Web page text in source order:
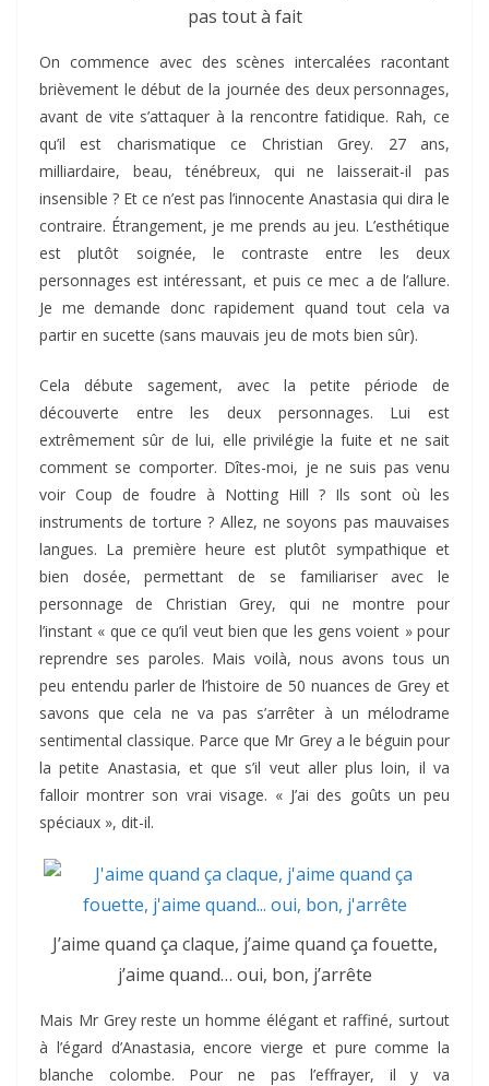
pas tout à fait
On commence avec des scènes intercalées racontant
brièvement le début de la journée des deux personnages,
avant de vite s’attaquer à la rencontre fatidique. Rah, ce
qu’il est charismatique ce Christian Grey. 27 ans,
milliardaire, beau, ténébreux, qui ne laisserait-il pas
insensible ? Et ce n’est pas l’innocente Anastasia qui dira le
contraire. Étrangement, je me prends au jeu. L’esthétique
est plutôt soignée, le contraste entre les deux
personnages est intéressant, et puis ce mec a de l’allure.
Je me demande donc rapidement quand tout cela va
partir en sucette (sans mauvais jeu de mots bien sûr).
Cela débute sagement, avec la petite période de
découverte entre les deux personnages. Lui est
extrêmement sûr de lui, elle privilégie la fuite et ne sait
comment se comporter. Dîtes-moi, je ne suis pas venu
voir Coup de foudre à Notting Hill ? Ils sont où les
instruments de torture ? Allez, ne soyons pas mauvaises
langues. La première heure est plutôt sympathique et
bien dosée, permettant de se familiariser avec le
personnage de Christian Grey, qui ne montre pour
l’instant « que ce qu’il veut bien que les gens voient » pour
reprendre ses paroles. Mais voilà, nous avons tous un
peu entendu parler de l’histoire de 50 nuances de Grey et
savons que cela ne va pas s’arrêter à un mélodrame
sentimental classique. Parce que Mr Grey a le béguin pour
la petite Anastasia, et que s’il veut aller plus loin, il va
falloir montrer son vrai visage. « J’ai des goûts un peu
spéciaux », dit-il.
J’aime quand ça claque, j’aime quand ça fouette,
j’aime quand… oui, bon, j’arrête
Mais Mr Grey reste un homme élégant et raffiné, surtout
à l’égard d’Anastasia, encore vierge et pure comme la
blanche colombe. Pour ne pas l’effrayer, il y va